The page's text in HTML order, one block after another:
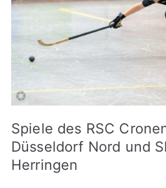
Spiele des RSC
Düsseldorf Nord und
Herringen